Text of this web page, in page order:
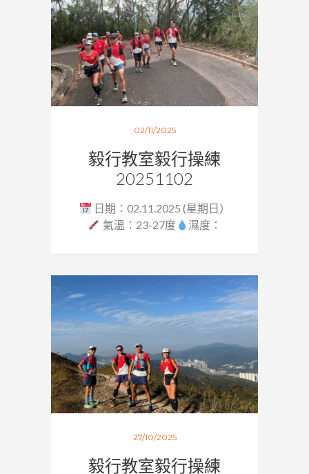
02/11/2025
毅行教室毅行操練
20251102
日期：02.11.2025 (星期日）
氣溫：23-27度
濕度：
27/10/2025
毅行教室毅行操練